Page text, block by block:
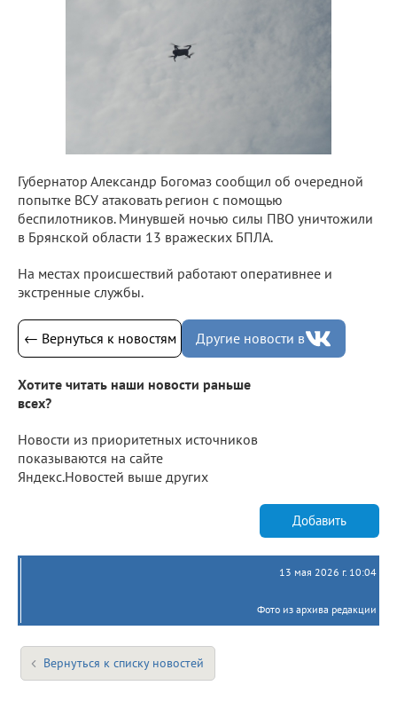
Губернатор Александр Богомаз сообщил об очередной
попытке ВСУ атаковать регион с помощью
беспилотников. Минувшей ночью силы ПВО уничтожили
в Брянской области 13 вражеских БПЛА.
На местах происшествий работают оперативнее и
экстренные службы.
← Вернуться к новостям Другие новости в
Хотите читать наши новости раньше
всех?
Новости из приоритетных источников
показываются на сайте
Яндекс.Новостей выше других
Добавить
13 мая 2026 г. 10:04
Фото из архива редакции
Вернуться к списку новостей